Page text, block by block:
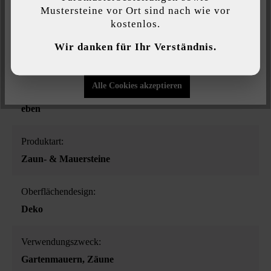
Oberflächenstruktur:
eben
Produktart:
Zaun- & Mauersteine
Oberflächendesign:
Deko
Verwendungszweck:
Gartenmauern, Zäune
Individuelle Einstellungen
Alle Cookies akzeptieren
Mustersteine vor Ort sind nach wie vor
kostenlos.
Wir danken für Ihr Verständnis.